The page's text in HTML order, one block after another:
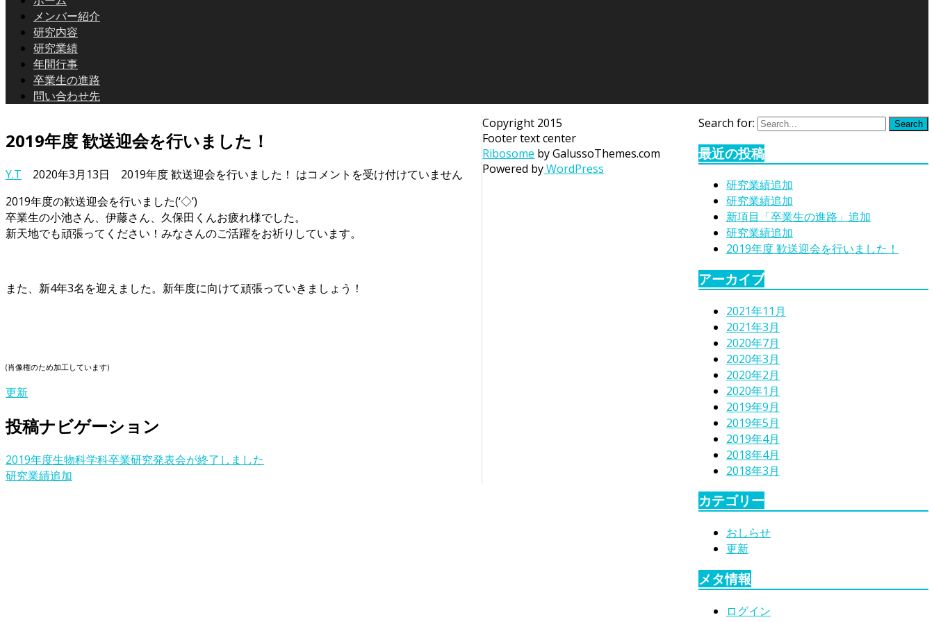
メンバー紹介
研究内容
研究業績
年間行事
卒業生の進路
問い合わせ先
2019年度 歓送迎会を行いました！
Y.T 2020年3月13日 2019年度 歓送迎会を行いました！ はコメントを受け付けていません
2019年度の歓送迎会を行いました(‘◇’)ゞ
卒業生の小池さん、伊藤さん、久保田くんお疲れ様でした。
新天地でも頑張ってください！みなさんのご活躍をお祈りしています。
また、新4年3名を迎えました。新年度に向けて頑張っていきましょう！
(肖像権のため加工しています)
更新
投稿ナビゲーション
2019年度生物科学科卒業研究発表会が終了しました
研究業績追加
Search for: Search
最近の投稿
研究業績追加
研究業績追加
新項目「卒業生の進路」追加
研究業績追加
2019年度 歓送迎会を行いました！
アーカイブ
2021年11月
2021年3月
2020年7月
2020年3月
2020年2月
2020年1月
2019年9月
2019年5月
2019年4月
2018年4月
2018年3月
カテゴリー
おしらせ
更新
メタ情報
ログイン
Copyright 2015
Footer text center
Ribosome by GalussoThemes.com
Powered byWordPress